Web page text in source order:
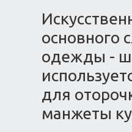
основного
одежды -
для
манжеты